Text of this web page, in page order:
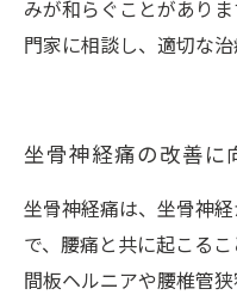
みが和らぐことがあり
門家に相談し、適切な
坐骨神経痛の改善に
坐骨神経痛は、坐骨神
で、腰痛と共に起こる
間板ヘルニアや腰椎管